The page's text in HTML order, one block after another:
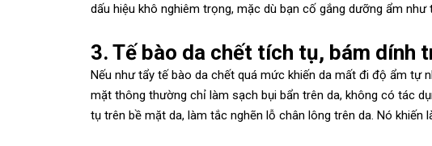
dấu hiệu khô nghiêm trọng, mặc dù bạn cố gắng dưỡng ẩm như
3. Tế bào da chết tích tụ, bám dính
Nếu như tẩy tế bào da chết quá mức khiến da mất đi độ ẩm tự
mặt thông thường chỉ làm sạch bụi bẩn trên da, không có tác
tụ trên bề mặt da, làm tắc nghẽn lỗ chân lông trên da. Nó khiến